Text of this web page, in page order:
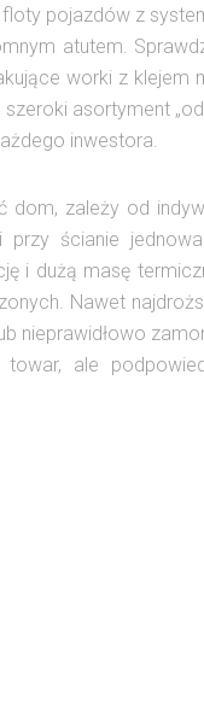
pojazdów z
atutem.
worki z klejem
asortyment
inwestora.
dom, zależy od
przy ścianie
i dużą masę
Nawet
nieprawidłowo
ale